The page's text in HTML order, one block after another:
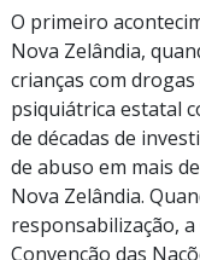
O primeiro
Nova Zelândia,
crianças com
psiquiátrica estatal
de décadas de
de abuso em mais
Nova Zelândia.
responsabilização,
Convenção das